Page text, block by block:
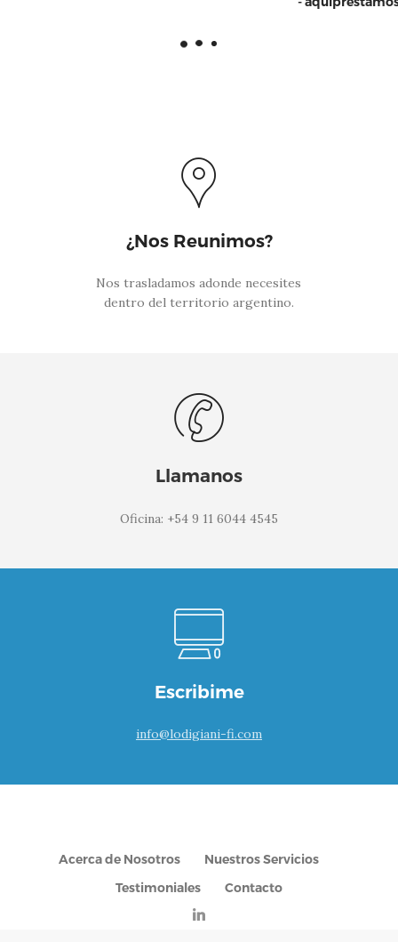
¿Nos Reunimos?
Nos trasladamos adonde necesites
dentro del territorio argentino.
Llamanos
Oficina: +54 9 11 6044 4545
Escribime
info@lodigiani-fi.com
Acerca de Nosotros
Nuestros Servicios
Testimoniales
Contacto